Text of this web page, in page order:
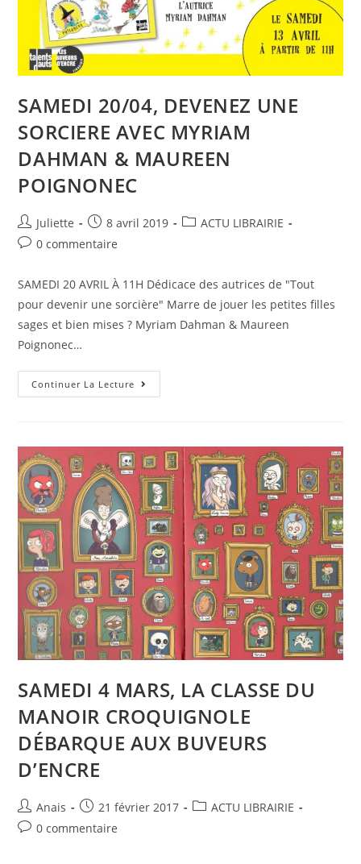
SAMEDI 20/04, DEVENEZ UNE
SORCIERE AVEC MYRIAM
DAHMAN & MAUREEN
POIGNONEC
Juliette 8 avril 2019
ACTU LIBRAIRIE
0 commentaire
SAMEDI 20 AVRIL À 11H Dédicace des autrices de "Tout
pour devenir une sorcière" Marre de jouer les petites filles
sages et bien mises ? Myriam Dahman & Maureen
Poignonec…
Continuer La Lecture
SAMEDI 4 MARS, LA CLASSE DU
MANOIR CROQUIGNOLE
DÉBARQUE AUX BUVEURS
D’ENCRE
Anais 21 février 2017
ACTU LIBRAIRIE
0 commentaire